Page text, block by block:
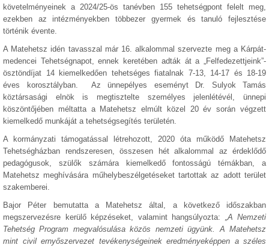
követelményeinek a 2024/25-ös tanévben 155 tehetségpont felelt meg,
ezekben az intézményekben többezer gyermek és tanuló fejlesztése
történik évente.
A Matehetsz idén tavasszal már 16. alkalommal szervezte meg a Kárpát-
medencei Tehetségnapot, ennek keretében adták át a „Felfedezettjeink”-
ösztöndíjat 14 kiemelkedően tehetséges fiatalnak 7-13, 14-17 és 18-19
éves korosztályban. Az ünnepélyes eseményt Dr. Sulyok Tamás
köztársasági elnök is megtisztelte személyes jelenlétévél, ünnepi
köszöntőjében méltatta a Matehetsz elmúlt közel 20 év során végzett
kiemelkedő munkáját a tehetségsegítés területén.
A kormányzati támogatással létrehozott, 2020 óta működő Matehetsz
Tehetségházban rendszeresen, összesen hét alkalommal az érdeklődő
pedagógusok, szülők számára kiemelkedő fontosságú témákban, a
Matehetsz meghívására műhelybeszélgetéseket tartottak az adott terület
szakemberei.
Bajor Péter bemutatta a Matehetsz által, a következő időszakban
megszervezésre kerülő képzéseket, valamint hangsúlyozta: „A Nemzeti
Tehetség Program megvalósulása közös nemzeti ügyünk. A Matehetsz
mint civil ernyőszervezet tevékenységeinek eredményeképpen a széles